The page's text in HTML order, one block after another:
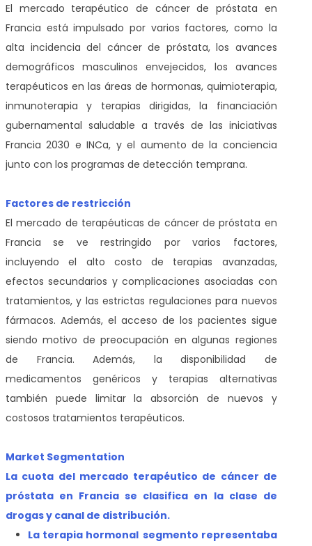
El mercado terapéutico de cáncer de próstata en
Francia está impulsado por varios factores, como la
alta incidencia del cáncer de próstata, los avances
demográficos masculinos envejecidos, los avances
terapéuticos en las áreas de hormonas, quimioterapia,
inmunoterapia y terapias dirigidas, la financiación
gubernamental saludable a través de las iniciativas
Francia 2030 e INCa, y el aumento de la conciencia
junto con los programas de detección temprana.
Factores de restricción
El mercado de terapéuticas de cáncer de próstata en
Francia se ve restringido por varios factores,
incluyendo el alto costo de terapias avanzadas,
efectos secundarios y complicaciones asociadas con
tratamientos, y las estrictas regulaciones para nuevos
fármacos. Además, el acceso de los pacientes sigue
siendo motivo de preocupación en algunas regiones
de Francia. Además, la disponibilidad de
medicamentos genéricos y terapias alternativas
también puede limitar la absorción de nuevos y
costosos tratamientos terapéuticos.
Market Segmentation
La cuota del mercado terapéutico de cáncer de
próstata en Francia se clasifica en la clase de
drogas y canal de distribución.
La terapia hormonal segmento representaba